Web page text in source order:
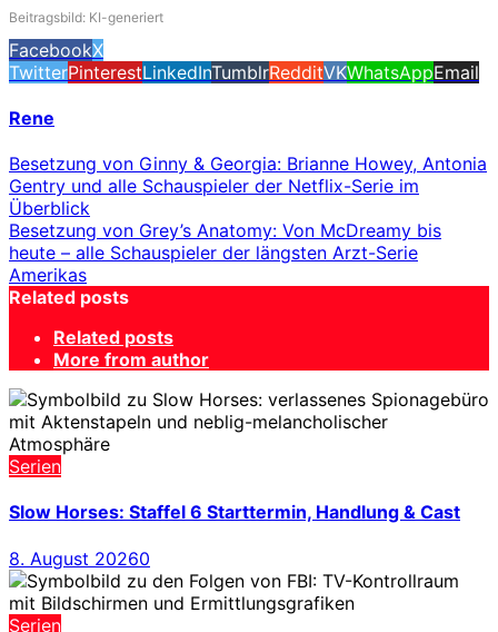
Beitragsbild: KI-generiert
FacebookX
TwitterPinterestLinkedInTumblrRedditVKWhatsAppEmail
Rene
Besetzung von Ginny & Georgia: Brianne Howey, Antonia
Gentry und alle Schauspieler der Netflix-Serie im
Überblick
Besetzung von Grey’s Anatomy: Von McDreamy bis
heute – alle Schauspieler der längsten Arzt-Serie
Amerikas
Related posts
Related posts
More from author
Serien
Slow Horses: Staffel 6 Starttermin, Handlung & Cast
8. August 20260
Serien